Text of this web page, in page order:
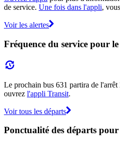
de service. Une fois dans l'appli,
Voir les alertes
Fréquence du service pour
Le prochain bus 631 partira de
ouvrez l'appli Transit.
Voir tous les départs
Ponctualité des départs